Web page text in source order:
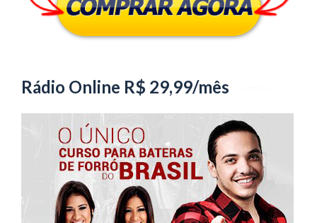
Rádio Online R$ 29,99/mês